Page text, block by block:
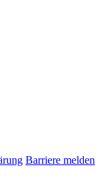
Barriere melden